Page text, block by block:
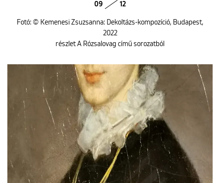
09 12
Fotó: © Kemenesi Zsuzsanna: Dekoltázs-kompozíció, Budapest,
2022
részlet A Rózsalovag című sorozatból